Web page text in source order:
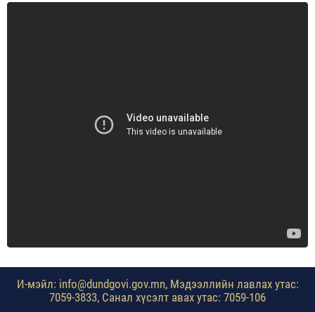
И-мэйл: info@dundgovi.gov.mn, Мэдээллийн лавлах утас:
7059-3833, Санал хүсэлт авах утас: 7059-106